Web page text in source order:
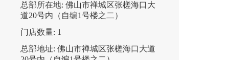
总部所在地: 佛山市禅城区张槎海口大
道20号内（自编1号楼之二）
门店数量: 1
总部地址: 佛山市禅城区张槎海口大道